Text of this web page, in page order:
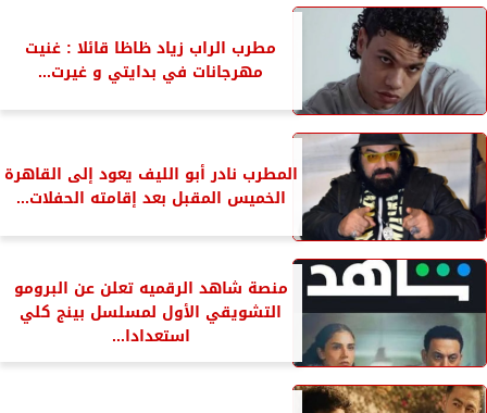
مطرب الراب زياد ظاظا قائلا : غنيت
مهرجانات في بدايتي و غيرت...
المطرب نادر أبو الليف يعود إلى القاهرة
الخميس المقبل بعد إقامته الحفلات...
منصة شاهد الرقميه تعلن عن البرومو
التشويقي الأول لمسلسل بينج كلي
استعدادا...